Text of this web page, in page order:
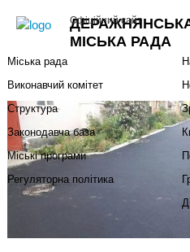
МІСЬКА РАДА
Офіційний сайт+ Створити
Міський голова
Міська рада
Виконавчий комітет
Структура
Законодавча база
Міські програми
Регуляторна політика